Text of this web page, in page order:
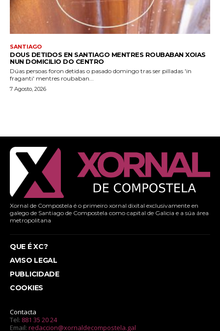
SANTIAGO
DOUS DETIDOS EN SANTIAGO MENTRES ROUBABAN XOIAS
NUN DOMICILIO DO CENTRO
Dúas persoas foron detidas o pasado domingo tras ser pilladas 'in
fraganti' mentres roubaban...
7 Agosto, 2026
Xornal de Compostela é o primeiro xornal dixital exclusivamente en
galego de Santiago de Compostela como capital de Galicia e a súa área
metropolitana
QUE É XC?
AVISO LEGAL
PUBLICIDADE
COOKIES
Contacta
Tel: 881 35 20 24
Email: redaccion@xornaldecompostela.gal